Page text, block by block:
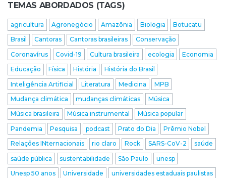
TEMAS ABORDADOS (TAGS)
agricultura Agronegócio Amazônia Biologia
Botucatu
Brasil
Cantoras Cantoras brasileiras
Conservação
Coronavírus
Covid-19 Cultura brasileira ecologia
Economia
Educação
Física História
História do Brasil
Inteligência Artificial
Literatura Medicina
MPB
Mudança climática
mudanças climáticas
Música
Música brasileira
Música instrumental
Música popular
Pandemia
Pesquisa podcast Prato do Dia
Prêmio Nobel
Relações INternacionais
rio claro Rock SARS-CoV-2
saúde
saúde pública
sustentabilidade São Paulo
unesp
Unesp 50 anos
Universidade universidades estaduais paulistas